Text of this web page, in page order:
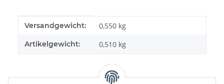
Produkteigenschaft
Wert
Versandgewicht: 0,550 kg
Artikelgewicht: 0,510 kg